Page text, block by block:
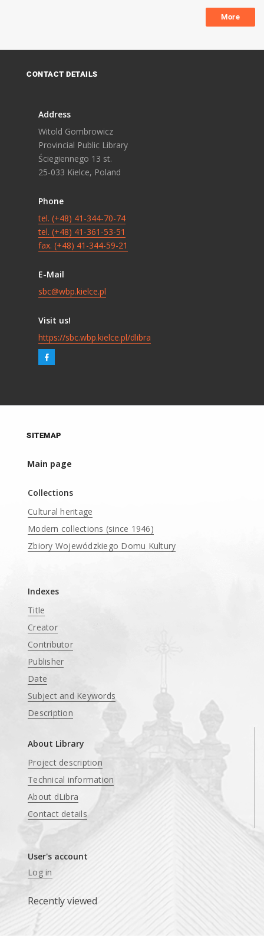
More
CONTACT DETAILS
Address
Witold Gombrowicz
Provincial Public Library
Ściegiennego 13 st.
25-033 Kielce, Poland
Phone
tel. (+48) 41-344-70-74
tel. (+48) 41-361-53-51
fax. (+48) 41-344-59-21
E-Mail
sbc@wbp.kielce.pl
Visit us!
https://sbc.wbp.kielce.pl/dlibra
SITEMAP
Main page
Collections
Cultural heritage
Modern collections (since 1946)
Zbiory Wojewódzkiego Domu Kultury
Indexes
Title
Creator
Contributor
Publisher
Date
Subject and Keywords
Description
About Library
Project description
Technical information
About dLibra
Contact details
User's account
Log in
Recently viewed